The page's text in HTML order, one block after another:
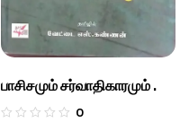
பாசிசமும் சர்வாதிகாரமும் .
0